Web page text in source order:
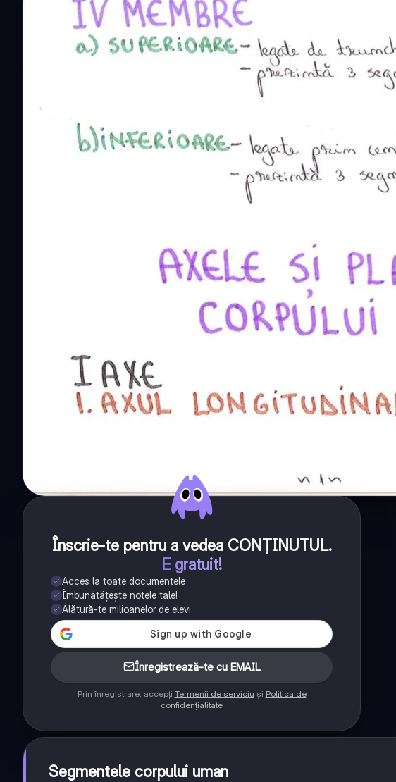
Înscrie-te pentru a vedea CONȚINUTUL.
E gratuit!
Acces la toate documentele
Îmbunătățește notele tale!
Alătură-te milioanelor de elevi
Înregistrează-te cu EMAIL
Prin înregistrare, accepți Termenii de serviciu și Politica de
confidențialitate
Segmentele corpului uman